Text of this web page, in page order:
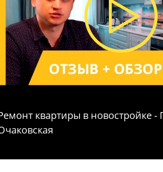
квартиры в новостройке -